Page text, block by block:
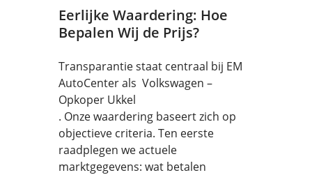
Eerlijke Waardering: Hoe
Bepalen Wij de Prijs?
Transparantie staat centraal bij EM
AutoCenter als Volkswagen –
Opkoper Ukkel
. Onze waardering baseert zich op
objectieve criteria. Ten eerste
raadplegen we actuele
marktgegevens: wat betalen